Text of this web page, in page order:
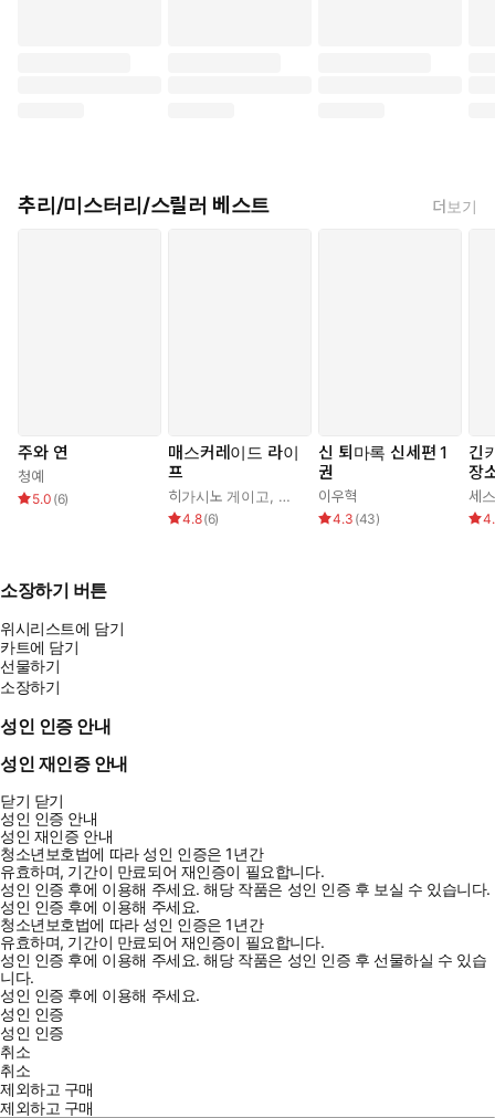
면서 시작한다. 피해자는 온라인상에서 ‘말’과 ‘글’로 타인의 영혼을
프로파일러의 시각으로 날카롭게 해부한다. 작가의 풍부한 경험이
녹아든 치밀한 수사 과정과 강력한 메타포로 무장한 『쓰레기섬: 훼
손당한 자』는 범죄소설의 매력을 극대화하며 ‘소설가 표창원’이 구
축한 광대한 세계관의 정점으로 독자들을 초대한다.
추리/미스터리/스릴러 베스트 더보기
주와 연
청예
5.0 (6)
매스커레이드 라이
프
히가시노 게이고, 김은모
4.8(6)
신 퇴마록 신세편 1
권
이우혁
4.3 (43)
긴
장
번
세
소장하기 버튼
위시리스트에 담기
카트에 담기
선물하기
소장하기
성인 인증 안내
성인 재인증 안내
닫기 닫기
성인 인증 안내
성인 재인증 안내
청소년보호법에 따라 성인 인증은 1년간
유효하며, 기간이 만료되어 재인증이 필요합니다.
성인 인증 후에 이용해 주세요.해당 작품은 성인 인증 후 보실 수 있습니다.
성인 인증 후에 이용해 주세요.
청소년보호법에 따라 성인 인증은 1년간
유효하며, 기간이 만료되어 재인증이 필요합니다.
성인 인증 후에 이용해 주세요.해당 작품은 성인 인증 후 선물하실 수 있습
니다.
성인 인증 후에 이용해 주세요.
성인 인증
성인 인증
취소
취소
제외하고 구매
제외하고 구매